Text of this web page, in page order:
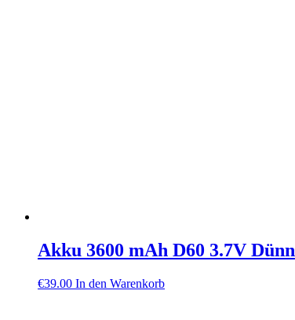
Akku 3600 mAh D60 3.7V Dünn
€39.00 In den Warenkorb